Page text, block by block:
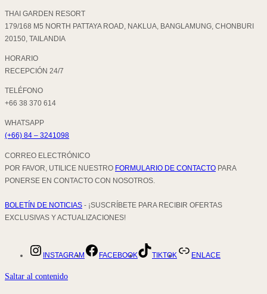
THAI GARDEN RESORT
179/168 M5 NORTH PATTAYA ROAD, NAKLUA, BANGLAMUNG, CHONBURI
20150, TAILANDIA
HORARIO
RECEPCIÓN 24/7
TELÉFONO
+66 38 370 614
WHATSAPP
(+66) 84 – 3241098
CORREO ELECTRÓNICO
POR FAVOR, UTILICE NUESTRO FORMULARIO DE CONTACTO PARA
PONERSE EN CONTACTO CON NOSOTROS.
BOLETÍN DE NOTICIAS - ¡SUSCRÍBETE PARA RECIBIR OFERTAS
EXCLUSIVAS Y ACTUALIZACIONES!
INSTAGRAM FACEBOOK TIKTOK ENLACE
Saltar al contenido